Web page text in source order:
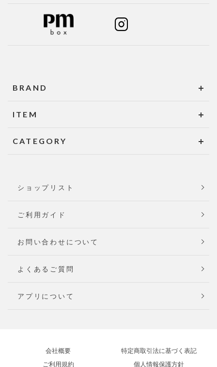
BRAND
ITEM
CATEGORY
ショップリスト
ご利用ガイド
お問い合わせについて
よくあるご質問
アプリについて
会社概要
特定商取引法に基づく表記
ご利用規約
個人情報保護方針